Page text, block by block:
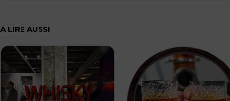
A LIRE AUSSI